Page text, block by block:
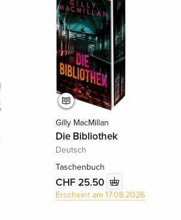
Gilly MacMillan
Die Bibliothek
Deutsch
Taschenbuch
CHF 25.50
Erscheint am 17.08.2026